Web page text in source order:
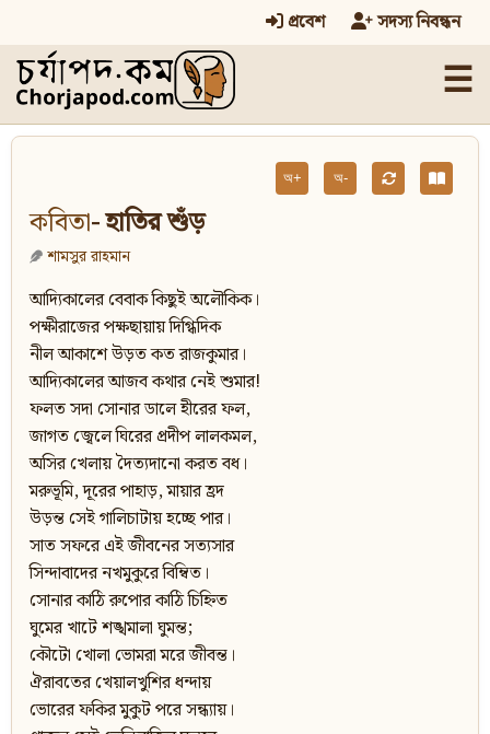
প্রবেশ সদস্য নিবন্ধন
☰
অ+ অ-
কবিতা- হাতির শুঁড়
শামসুর রাহমান
আদ্যিকালের বেবাক কিছুই অলৌকিক।
পক্ষীরাজের পক্ষছায়ায় দিগ্ধিদিক
নীল আকাশে উড়ত কত রাজকুমার।
আদ্যিকালের আজব কথার নেই শুমার!
ফলত সদা সোনার ডালে হীরের ফল,
জাগত জ্বেলে ঘিরের প্রদীপ লালকমল,
অসির খেলায় দৈত্যদানো করত বধ।
মরুভূমি, দূরের পাহাড়, মায়ার হ্রদ
উড়ন্ত সেই গালিচাটায় হচ্ছে পার।
সাত সফরে এই জীবনের সত্যসার
সিন্দাবাদের নখমুকুরে বিম্বিত।
সোনার কাঠি রুপোর কাঠি চিহ্নিত
ঘুমের খাটে শঙ্খমালা ঘুমন্ত;
কৌটো খোলা ভোমরা মরে জীবন্ত।
ঐরাবতের খেয়ালখুশির ধন্দায়
ভোরের ফকির মুকুট পরে সন্ধ্যায়।